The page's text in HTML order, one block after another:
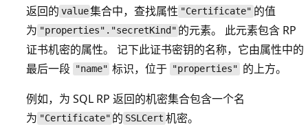
返回的 value集合中，查找属性 "Certificate" 的值
为 "properties"."secretKind" 的元素。 此元素包含 RP
证书机密的属性。 记下此证书密钥的名称，它由属性中的
最后一段 "name" 标识，位于 "properties" 的上方。
例如，为 SQL RP 返回的机密集合包含一个名
为 "Certificate" 的 SSLCert 机密。